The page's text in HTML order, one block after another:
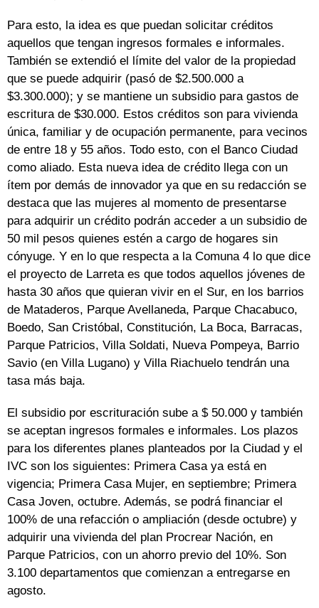
Para esto, la idea es que puedan solicitar créditos
aquellos que tengan ingresos formales e informales.
También se extendió el límite del valor de la propiedad
que se puede adquirir (pasó de $2.500.000 a
$3.300.000); y se mantiene un subsidio para gastos de
escritura de $30.000. Estos créditos son para vivienda
única, familiar y de ocupación permanente, para vecinos
de entre 18 y 55 años. Todo esto, con el Banco Ciudad
como aliado. Esta nueva idea de crédito llega con un
ítem por demás de innovador ya que en su redacción se
destaca que las mujeres al momento de presentarse
para adquirir un crédito podrán acceder a un subsidio de
50 mil pesos quienes estén a cargo de hogares sin
cónyuge. Y en lo que respecta a la Comuna 4 lo que dice
el proyecto de Larreta es que todos aquellos jóvenes de
hasta 30 años que quieran vivir en el Sur, en los barrios
de Mataderos, Parque Avellaneda, Parque Chacabuco,
Boedo, San Cristóbal, Constitución, La Boca, Barracas,
Parque Patricios, Villa Soldati, Nueva Pompeya, Barrio
Savio (en Villa Lugano) y Villa Riachuelo tendrán una
tasa más baja.
El subsidio por escrituración sube a $ 50.000 y también
se aceptan ingresos formales e informales. Los plazos
para los diferentes planes planteados por la Ciudad y el
IVC son los siguientes: Primera Casa ya está en
vigencia; Primera Casa Mujer, en septiembre; Primera
Casa Joven, octubre. Además, se podrá financiar el
100% de una refacción o ampliación (desde octubre) y
adquirir una vivienda del plan Procrear Nación, en
Parque Patricios, con un ahorro previo del 10%. Son
3.100 departamentos que comienzan a entregarse en
agosto.